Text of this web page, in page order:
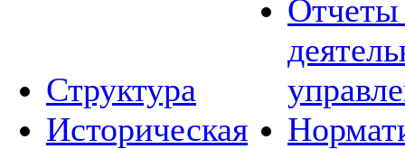
Структура
Историческая
Отчеты